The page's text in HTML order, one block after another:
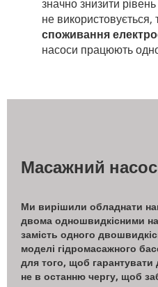
значно знизити
не використовується,
споживання
насоси працюють
Масажний насос
Ми вирішили обладнати
двома одношвидкісними
замість одного
моделі гідромасажного
для того, щоб
не в останню чергу, щоб